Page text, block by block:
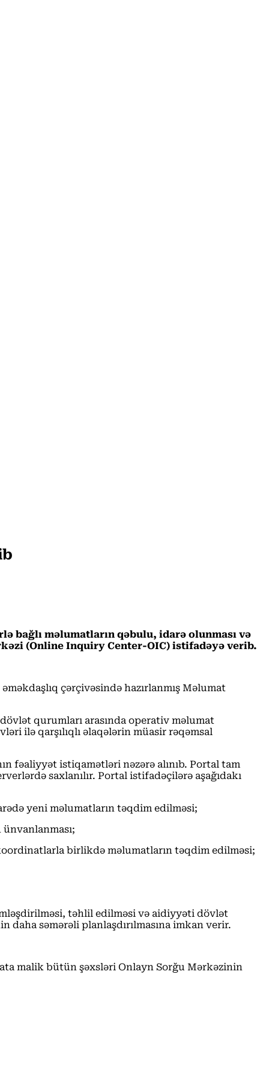
bağlı məlumatların qəbulu, idarə olunması və
(Online Inquiry Center-OIC) istifadəyə verib.
çərçivəsində hazırlanmış Məlumat
qurumları arasında operativ məlumat
ilə qarşılıqlı əlaqələrin müasir rəqəmsal
fəaliyyət istiqamətləri nəzərə alınıb. Portal tam
saxlanılır. Portal istifadəçilərə aşağıdakı
yeni məlumatların təqdim edilməsi;
birlikdə məlumatların təqdim edilməsi;
təhlil edilməsi və aidiyyəti dövlət
daha səmərəli planlaşdırılmasına imkan verir.
malik bütün şəxsləri Onlayn Sorğu Mərkəzinin